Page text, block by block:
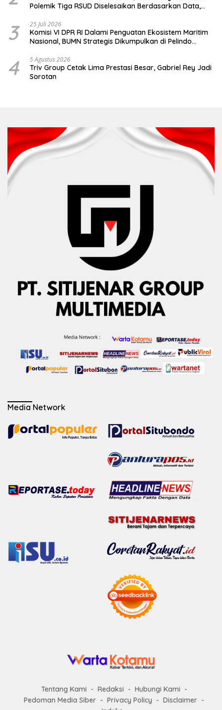
Polemik Tiga RSUD Diselesaikan Berdasarkan Data,
3 25 Juli 2026
Komisi VI DPR RI Dalami Penguatan Ekosistem Maritim
Nasional, BUMN Strategis Dikumpulkan di Pelindo
4 5 Agustus 2026
Triv Group Cetak Lima Prestasi Besar, Gabriel Rey Jadi
Sorotan
Media Network
Tentang Kami Redaksi
Hubungi Kami
Pedoman Media Siber
Privacy Policy
Disclaimer